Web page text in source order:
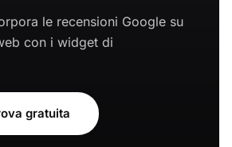
le recensioni Google su
con i widget di
gratuita